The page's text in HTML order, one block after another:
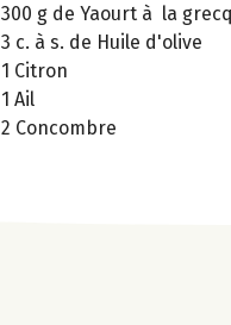
300 g de Yaourt à la
3 c. à s. de Huile d'olive
1 Citron
1 Ail
2 Concombre